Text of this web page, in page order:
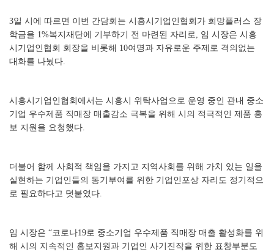
3일 시에 따르면 이번 간담회는 시흥시기업인협회가 희망플러스 장
학금을 1%복지재단에 기부하기 전 마련된 자리로, 임 시장은 시흥
시기업인협회 회장을 비롯해 10여명과 자유로운 주제로 격의없는
대화를 나눴다.
시흥시기업인협회에서는 시흥시 위탁사업으로 운영 중인 관내 중소
기업 우수제품 직매장 매출감소 극복을 위해 시의 적극적인 제품 홍
보 지원을 요청했다.
더불어 함께 사회적 책임을 가지고 지역사회를 위해 가치 있는 일을
실현하는 기업인들의 동기부여를 위한 기업인포상 자리도 정기적으
로 필요하다고 덧붙였다.
임 시장은 “코로나19로 중소기업 우수제품 직매장 매출 활성화를 위
해 시의 지속적인 홍보지원과 기업인 사기진작을 위한 표창부분도